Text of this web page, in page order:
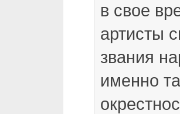
в свое
артисты
звания
именно